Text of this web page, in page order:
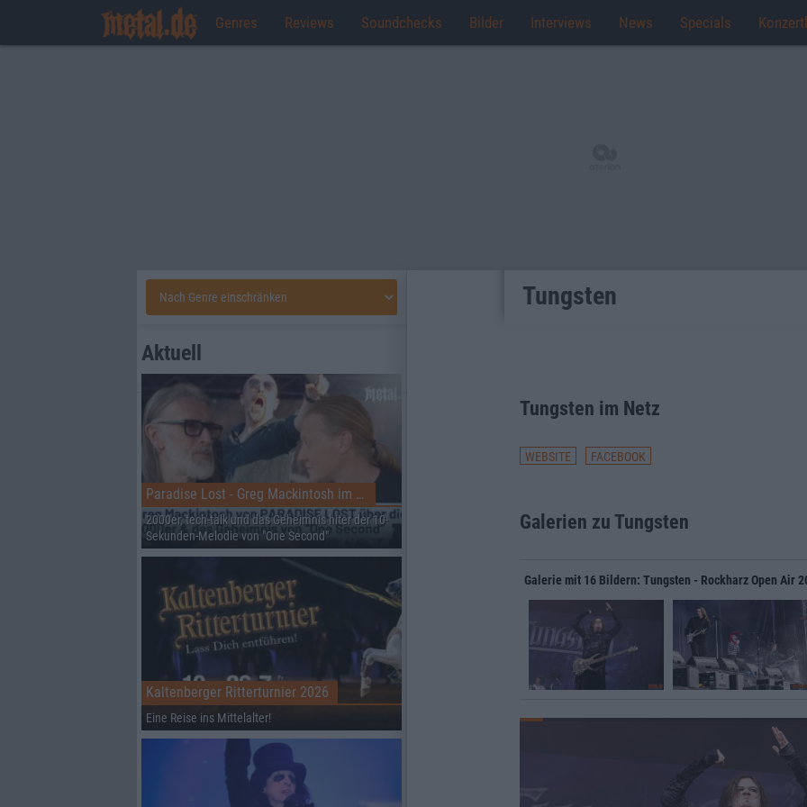
Genres Reviews Soundchecks Bilder Interviews News Specials
Tungsten
Tungsten im Netz
WEBSITE FACEBOOK
Galerien zu Tungsten
Galerie mit 16 Bildern: Tungsten - Rockharz Open Air
Aktuell
Paradise Lost - Greg Mackintosh im Interview auf dem RHZ
2000er, tech-talk und das Geheimnis hiter der 10-
Sekunden-Melodie von "One Second"
Kaltenberger Ritterturnier 2026
Eine Reise ins Mittelalter!